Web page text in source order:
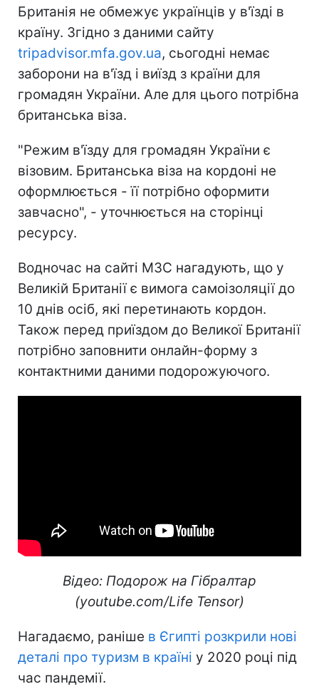
Британія не обмежує українців у в'їзді в
країну. Згідно з даними сайту
tripadvisor.mfa.gov.ua, сьогодні немає
заборони на в'їзд і виїзд з країни для
громадян України. Але для цього потрібна
британська віза.
"Режим в'їзду для громадян України є
візовим. Британська віза на кордоні не
оформлюється - її потрібно оформити
завчасно", - уточнюється на сторінці
ресурсу.
Водночас на сайті МЗС нагадують, що у
Великій Британії є вимога самоізоляції до
10 днів осіб, які перетинають кордон.
Також перед приїздом до Великої Британії
потрібно заповнити онлайн-форму з
контактними даними подорожуючого.
Відео: Подорож на Гібралтар
(youtube.com/Life Tensor)
Нагадаємо, раніше в Єгипті розкрили нові
деталі про туризм в країні у 2020 році під
час пандемії.